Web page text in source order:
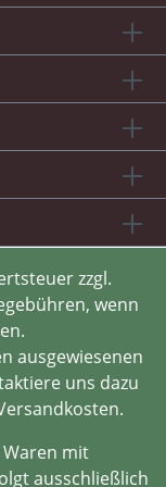
zzgl.
wenn
ausgewiesenen
uns dazu
mit
ausschließlich